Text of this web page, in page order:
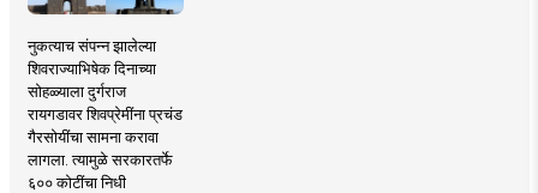
नुकत्याच संपन्न झालेल्या
शिवराज्याभिषेक दिनाच्या
सोहळ्याला दुर्गराज
रायगडावर शिवप्रेमींना प्रचंड
गैरसोयींचा सामना करावा
लागला. त्यामुळे सरकारतर्फे
६०० कोटींचा निधी